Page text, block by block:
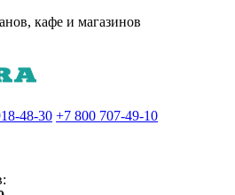
кафе и магазинов
48-30 +7 800 707-49-10